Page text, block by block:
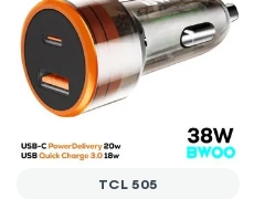
TCL 505